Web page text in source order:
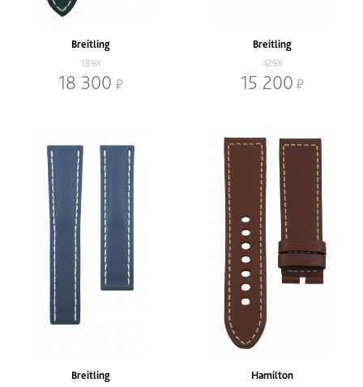
Бежевый
Бирюзовый
Зеленый
Золотой
Кирпичный
Коньячный
Коричневый
Разноцветный
Стальной
Фиолетовый
Цветной
Черный
Ярко синий
Наличие
В наличии
Со скидкой
Breitling
189X
18 300
Breitling
429X
15 200
Breitling Hamilton